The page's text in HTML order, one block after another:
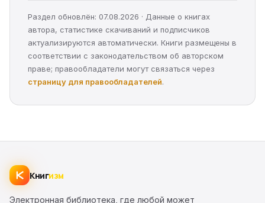
Раздел обновлён: 07.08.2026 · Данные о книгах
автора, статистике скачиваний и подписчиков
актуализируются автоматически. Книги размещены в
соответствии с законодательством об авторском
праве; правообладатели могут связаться через
страницу для правообладателей.
Книгизм
Электронная библиотека, где любой может